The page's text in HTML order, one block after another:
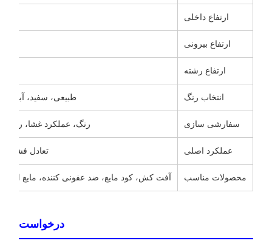
ارتفاع داخلی
ارتفاع بیرونی
ارتفاع رشته
انتخاب رنگ طبیعی، سفید، آبی،
سفارشی سازی رنگ، عملکرد غشا، روش
عملکرد اصلی تعادل
محصولات مناسب آفت کش، کود مایع، ضد عفونی کننده، مایع
درخواست